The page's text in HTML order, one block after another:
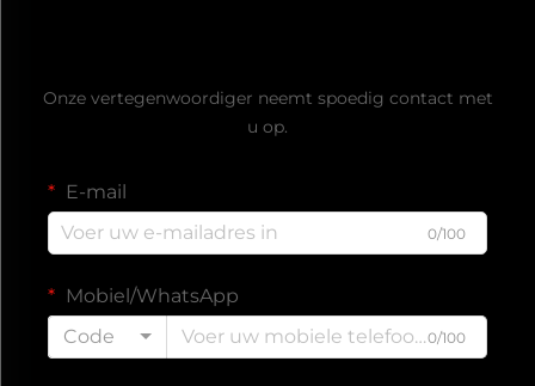
Onze vertegenwoordiger neemt spoedig contact met
u op.
E-mail
0/100
Mobiel/WhatsApp
Code
0/100